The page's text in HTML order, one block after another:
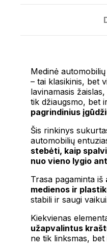
Medinė
– tai klasikinis, bet
lavinamasis
tik džiaugsmo, bet
pagrindinius
Šis rinkinys
automobilių
stebėti, kaip
nuo vieno lygio
Trasa pagaminta iš
medienos ir
stabili ir saugi
Kiekvienas
užapvalintus
ne tik linksmas, bet